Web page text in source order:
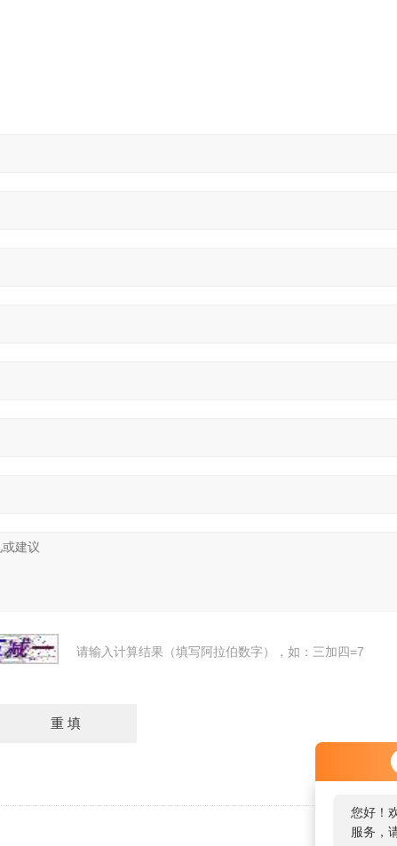
您好！
服务，
请输入计算结果（填写阿拉伯数字），如：三加四=7